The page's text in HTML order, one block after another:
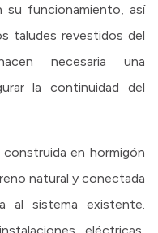
su funcionamiento, así
taludes revestidos del
necesaria una
la continuidad del
en hormigón
natural y conectada
al sistema existente.
eléctricas,